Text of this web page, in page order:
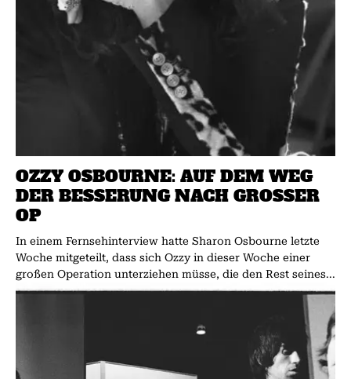
OZZY OSBOURNE: AUF DEM WEG
DER BESSERUNG NACH GROSSER O
P
In einem Fernsehinterview hatte Sharon Osbourne letzte
Woche mitgeteilt, dass sich Ozzy in dieser Woche einer
großen Operation unterziehen müsse, die den Rest seines...